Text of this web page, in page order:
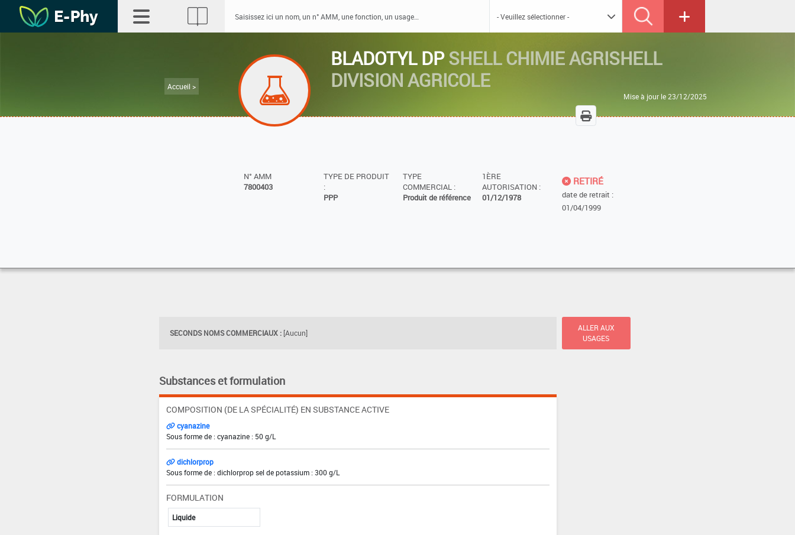
Accueil >
BLADOTYL DPSHELL CHIMIE AGRISHELL
DIVISION AGRICOLE
Mise à jour le 23/12/2025
N° AMM
7800403
TYPE DE PRODUIT
:
PPP
TYPE
COMMERCIAL :
Produit de référence
1ÈRE
AUTORISATION :
01/12/1978
RETIRÉ
date de retrait :
01/04/1999
SECONDS NOMS COMMERCIAUX : [Aucun]
ALLER AUX
USAGES
Substances et formulation
COMPOSITION (DE LA SPÉCIALITÉ) EN SUBSTANCE ACTIVE
cyanazine
Sous forme de : cyanazine : 50 g/L
dichlorprop
Sous forme de : dichlorprop sel de potassium : 300 g/L
FORMULATION
Liquide